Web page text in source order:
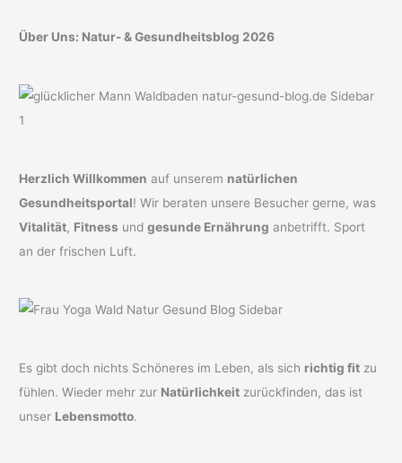
Über Uns: Natur- & Gesundheitsblog 2026
Herzlich Willkommen auf unserem natürlichen
Gesundheitsportal! Wir beraten unsere Besucher gerne, was
Vitalität, Fitness undgesunde Ernährung anbetrifft. Sport
an der frischen Luft.
Es gibt doch nichts Schöneres im Leben, als sich richtig fit zu
fühlen. Wieder mehr zur Natürlichkeit zurückfinden, das ist
unser Lebensmotto.